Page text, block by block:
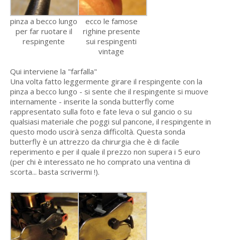
pinza a becco lungo
per far ruotare il
respingente
ecco le famose
righine presente
sui respingenti
vintage
Qui interviene la "farfalla"
Una volta fatto leggermente girare il respingente con la
pinza a becco lungo - si sente che il respingente si muove
internamente - inserite la sonda butterfly come
rappresentato sulla foto e fate leva o sul gancio o su
qualsiasi materiale che poggi sul pancone, il respingente in
questo modo uscirà senza difficoltà. Questa sonda
butterfly è un attrezzo da chirurgia che è di facile
reperimento e per il quale il prezzo non supera i 5 euro
(per chi è interessato ne ho comprato una ventina di
scorta... basta scrivermi !).